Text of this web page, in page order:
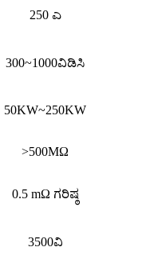
250 ಎ
300~1000ವಿಡಿಸಿ
50KW~250KW
>500MΩ
0.5 mΩ ಗರಿಷ್ಠ
3500ವಿ